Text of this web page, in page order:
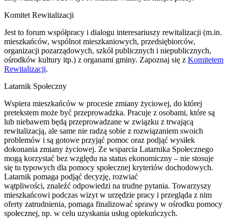
Komitet Rewitalizacji
Jest to forum współpracy i dialogu interesariuszy rewitalizacji (m.in.
mieszkańców, wspólnot mieszkaniowych, przedsiębiorców,
organizacji pozarządowych, szkół publicznych i niepublicznych,
ośrodków kultury itp.) z organami gminy. Zapoznaj się z Komitetem
Rewitalizacji.
Latarnik Społeczny
Wspiera mieszkańców w procesie zmiany życiowej, do której
pretekstem może być przeprowadzka. Pracuje z osobami, które są
lub niebawem będą przeprowadzane w związku z trwającą
rewitalizacją, ale same nie radzą sobie z rozwiązaniem swoich
problemów i są gotowe przyjąć pomoc oraz podjąć wysiłek
dokonania zmiany życiowej. Ze wsparcia Latarnika Społecznego
mogą korzystać bez względu na status ekonomiczny – nie stosuje
się tu typowych dla pomocy społecznej kryteriów dochodowych.
Latarnik pomaga podjąć decyzję, rozwiać
wątpliwości, znaleźć odpowiedzi na trudne pytania. Towarzyszy
mieszkańcowi podczas wizyt w urzędzie pracy i przegląda z nim
oferty zatrudnienia, pomaga finalizować sprawy w ośrodku pomocy
społecznej, np. w celu uzyskania usług opiekuńczych.